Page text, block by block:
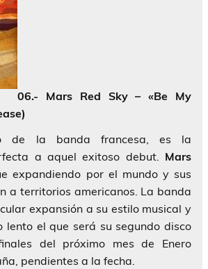
06.- Mars Red Sky – «Be My
de la banda francesa, es la
a aquel exitoso debut. Mars
expandiendo por el mundo y sus
a territorios americanos. La banda
expansión a su estilo musical y
lento el que será su segundo disco
del próximo mes de Enero
pendientes a la fecha.